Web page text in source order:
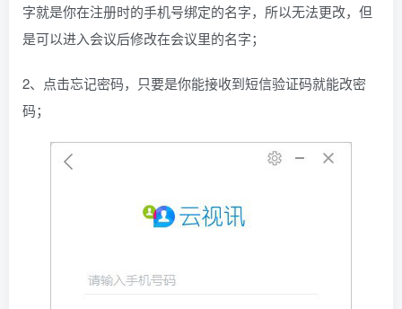
字就是你在注册时的手机号绑定的名字，所以无法更改，但
是可以进入会议后修改在会议里的名字；
2、点击忘记密码，只要是你能接收到短信验证码就能改密
码；